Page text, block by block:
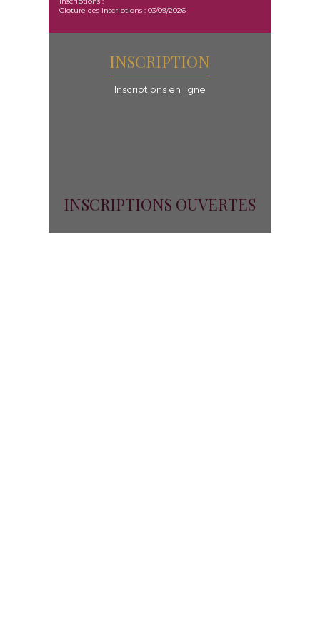
Cloture des inscriptions : 03/09/2026
INSCRIPTIONS OUVERTES
INSCRIPTION
Inscriptions en ligne